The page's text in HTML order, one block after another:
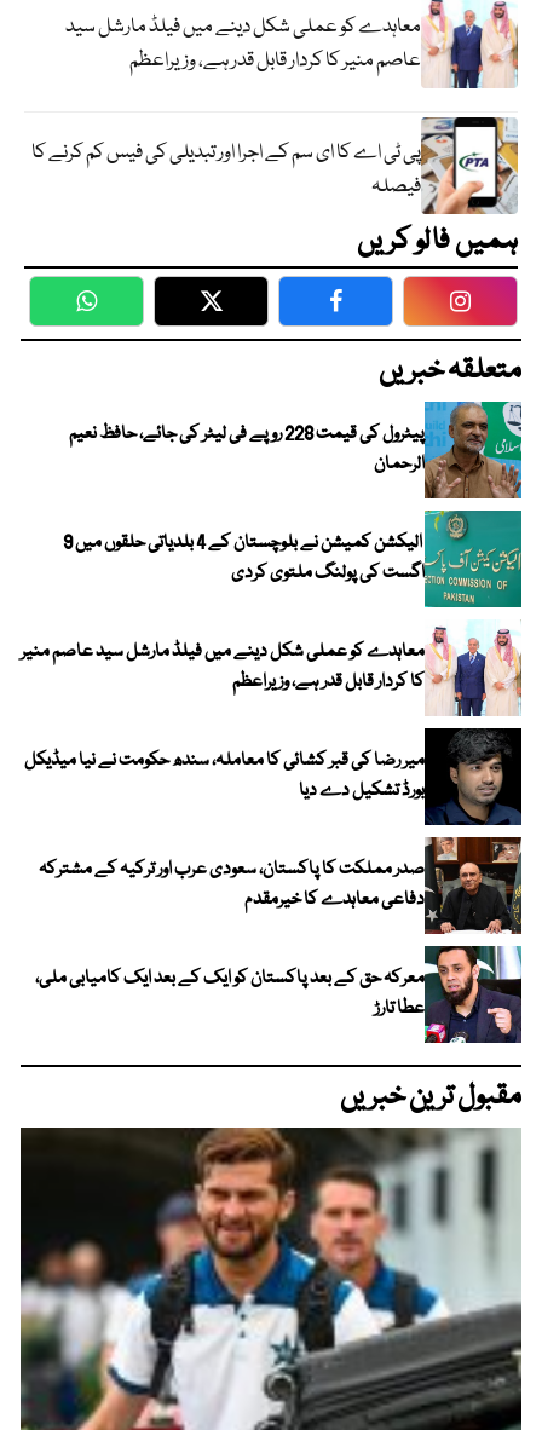
معاہدے کو عملی شکل دینے میں فیلڈ مارشل سید
عاصم منیر کا کردار قابل قدر ہے، وزیراعظم
پی ٹی اے کا ای سم کے اجرا اور تبدیلی کی فیس کم کرنے کا
فیصلہ
ہمیں فالو کریں
WhatsApp Twitter Facebook
متعلقہ خبریں
پیٹرول کی قیمت 228 روپے فی لیٹر کی جائے، حافظ نعیم
الرحمان
الیکشن کمیشن نے بلوچستان کے 4 بلدیاتی حلقوں میں 9
اگست کی پولنگ ملتوی کردی
معاہدے کو عملی شکل دینے میں فیلڈ مارشل سید عاصم منیر
کا کردار قابل قدر ہے، وزیراعظم
میر رضا کی قبر کشائی کا معاملہ، سندھ حکومت نے نیا میڈیکل
بورڈ تشکیل دے دیا
صدر مملکت کا پاکستان، سعودی عرب اور ترکیہ کے مشترکہ
دفاعی معاہدے کا خیرمقدم
معرکہ حق کے بعد پاکستان کو ایک کے بعد ایک کامیابی ملی،
عطا تارڑ
مقبول ترین خبریں